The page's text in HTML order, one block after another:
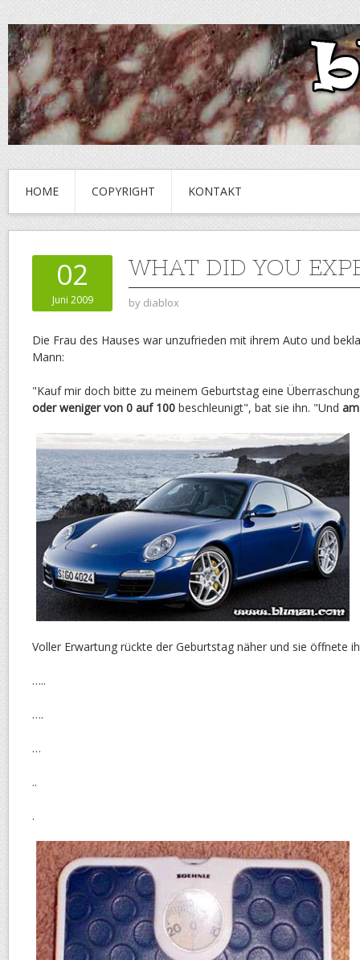
HOME COPYRIGHT KONTAKT
02
Juni 2009
WHAT DID YOU
by diablox
Die Frau des Hauses war unzufrieden mit ihrem Auto und
Mann:
"Kauf mir doch bitte zu meinem Geburtstag eine
oder weniger von 0 auf 100 beschleunigt", bat sie ihn. "Und
Voller Erwartung rückte der Geburtstag näher und sie öffnete
…..
….
…
..
.